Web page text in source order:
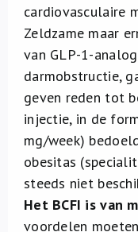
cardiovasculaire
Zeldzame maar
van GLP-1-
darmobstructie,
geven reden tot
injectie, in de
mg/week)
obesitas
steeds niet
Het BCFI is van
voordelen